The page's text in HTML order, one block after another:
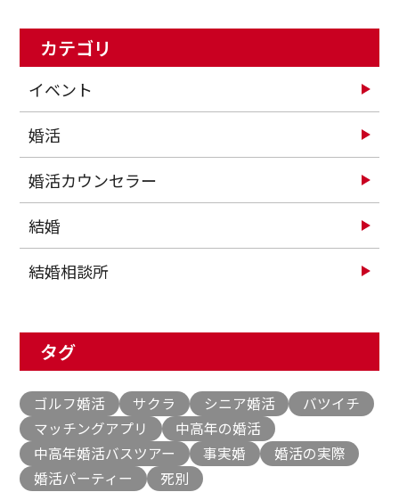
カテゴリ
イベント
婚活
婚活カウンセラー
結婚
結婚相談所
タグ
ゴルフ婚活 サクラ シニア婚活
バツイチ
マッチングアプリ
中高年の婚活
中高年婚活バスツアー
事実婚
婚活の実際
婚活パーティー
死別